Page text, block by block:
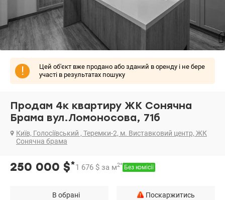
!
Цей об'єкт вже продано або зданий в оренду і не бере
участі в результатах пошуку
Продам 4к квартиру ЖК Сонячна
Брама вул.Ломоносова, 71б
Київ, Голосіївський , Теремки-2, м. Виставковий центр, ЖК
Сонячна брама
250 000 $*1 676 $ за м2* Без комісії
В обрані Поскаржитись